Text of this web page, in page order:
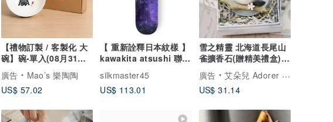
【禮物訂製 / 客製化 大
碗】碗-單入(08月31出
貨) 禮物
廣告
Mao’s 樂陶陶
US$ 57.02
【 重新詮釋日本紋樣 】
kawakita atsushi 聯名
silkmaster45
US$ 113.01
雪之精靈 北海道長尾山
雀擴香石(贈精美禮盒)
招財
廣告
艾朵兒 Adorer Design
US$ 31.14